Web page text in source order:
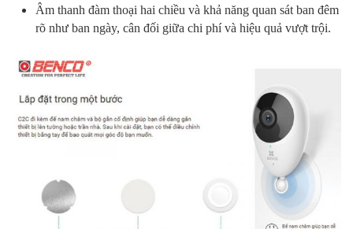
Âm thanh đàm thoại hai chiều và khả năng quan sát ban đêm
rõ như ban ngày, cân đối giữa chi phí và hiệu quả vượt trội.